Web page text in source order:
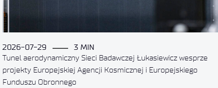
2026-07-29
3 MIN
Tunel aerodynamiczny Sieci Badawczej Łukasiewicz wesprze
projekty Europejskiej Agencji Kosmicznej i Europejskiego
Funduszu Obronnego